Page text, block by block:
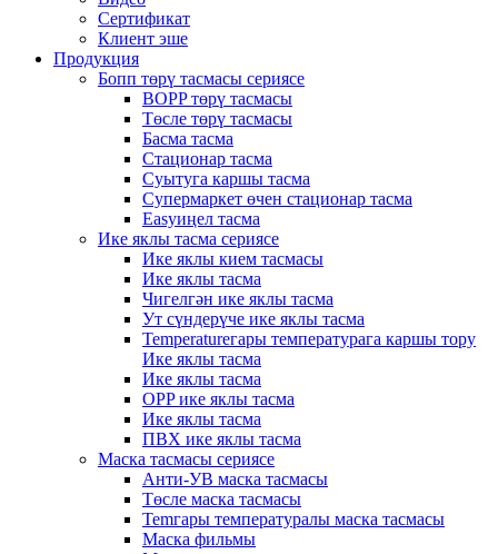
Сертификат
Клиент эше
Продукция
Бопп төрү тасмасы сериясе
BOPP төрү тасмасы
Төсле төрү тасмасы
Басма тасма
Стационар тасма
Суытуга каршы тасма
Супермаркет өчен стационар тасма
Easyиңел тасма
Ике яклы тасма сериясе
Ике яклы кием тасмасы
Ике яклы тасма
Чигелгән ике яклы тасма
Ут сүндерүче ике яклы тасма
Temperatureгары температурага каршы тору
Ике яклы тасма
Ике яклы тасма
OPP ике яклы тасма
Ике яклы тасма
ПВХ ике яклы тасма
Маска тасмасы сериясе
Анти-УВ маска тасмасы
Төсле маска тасмасы
Temгары температуралы маска тасмасы
Маска фильмы